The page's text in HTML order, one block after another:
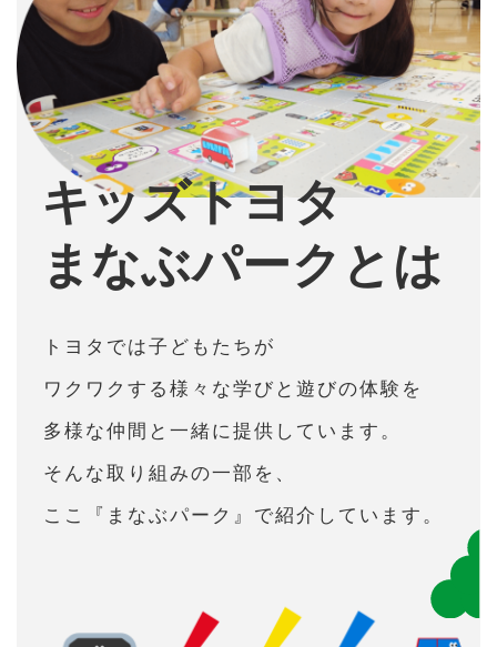
キッズトヨタまなぶパークとは
活動紹介
コンテンツ紹介
お知らせ
キッズトヨタ
まなぶパークとは
トヨタでは⼦どもたちが
ワクワクする様々な学びと遊びの体験を
多様な仲間と⼀緒に提供しています。
そんな取り組みの⼀部を、
ここ『まなぶパーク』で紹介しています。